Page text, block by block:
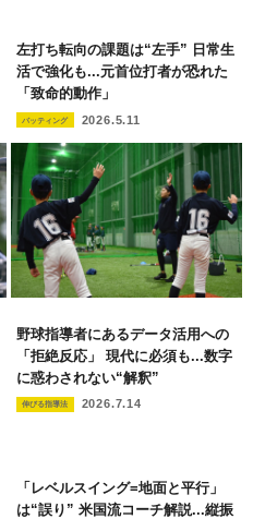
左打ち転向の課題は“左手” 日常生
活で強化も...元首位打者が恐れた
「致命的動作」
バッティング 2026.5.11
野球指導者にあるデータ活用への
「拒絶反応」 現代に必須も...数字
に惑わされない“解釈”
伸びる指導法 2026.7.14
「レベルスイング=地面と平行」
は“誤り” 米国流コーチ解説...縦振